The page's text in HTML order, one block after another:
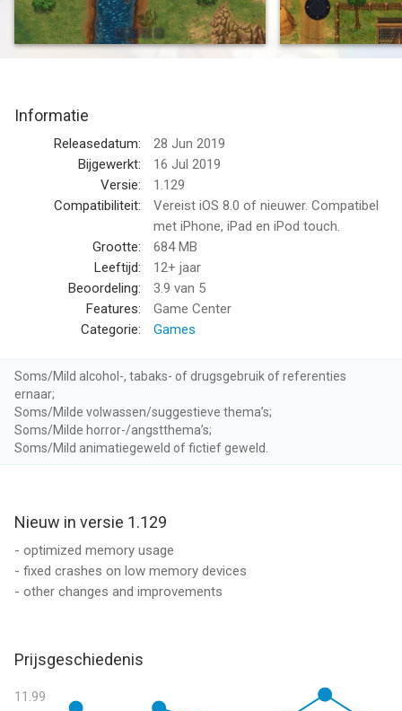
- Face ethical dilemmas. Do you really want to spend money on
that proper burger meat for the witch-burning festival, when
you have so many resources lying around?
valuable resources scattered across the surrounding areas,
and explore what this land has to offer.
- Quests and corpses. These dead bodies don't need all those
organs, do they? Why not grind them up and sell them to the
local butcher? Or you can go on proper quests, you roleplayer.
- Explore mysterious dungeons. No medieval game would be
complete without those! Take a trip into the unknown, and find
discover new alchemy ingredients -- which may or may not
poison a whole bunch of nearby villagers.
Graveyard Keeper van tinyBuild LLC is een app voor iPhone,
iPad en iPod touch met iOS versie 8.0 of hoger, geschikt
bevonden voor gebruikers met leeftijden vanaf
Informatie voor Graveyard Keeperis het laatst vergeleken op 9
Informatie
Releasedatum:
28 Jun 2019
Bijgewerkt:
16 Jul 2019
Versie:
1.129
Compatibiliteit:
Vereist iOS 8.0 of nieuwer. Compatibel
met iPhone, iPad en iPod touch.
Grootte:
684 MB
Leeftijd:
12+ jaar
Beoordeling:
3.9 van 5
Features:
Game Center
Categorie:
Games
Soms/Mild alcohol-, tabaks- of drugsgebruik of referenties
ernaar;
Soms/Milde volwassen/suggestieve thema’s;
Soms/Milde horror-/angstthema’s;
Soms/Mild animatiegeweld of fictief geweld.
Nieuw in versie 1.129
- optimized memory usage
- fixed crashes on low memory devices
- other changes and improvements
Prijsgeschiedenis
11.99